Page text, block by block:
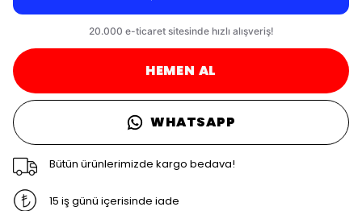
HEMEN AL
WHATSAPP
Bütün ürünlerimizde kargo bedava!
15 iş günü içerisinde iade